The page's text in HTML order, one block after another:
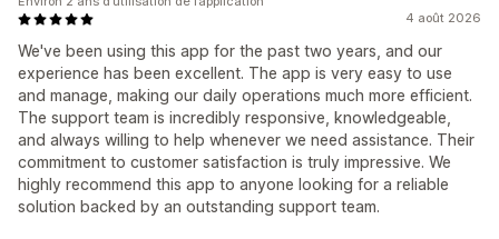
4 août 2026
We've been using this app for the past two years, and our
experience has been excellent. The app is very easy to use
and manage, making our daily operations much more efficient.
The support team is incredibly responsive, knowledgeable,
and always willing to help whenever we need assistance. Their
commitment to customer satisfaction is truly impressive. We
highly recommend this app to anyone looking for a reliable
solution backed by an outstanding support team.